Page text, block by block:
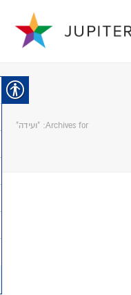
Archives for: "ועידה"